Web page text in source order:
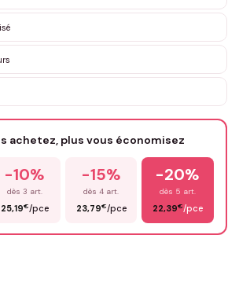
· Personnalisation de 3 à 10€ selon la demande
?*
achetez, plus vous économisez
-10%
dès 3 art.
25,19€/pce
-15%
dès 4 art.
23,79€/pce
-20%
dès 5 art.
22,39€/pce